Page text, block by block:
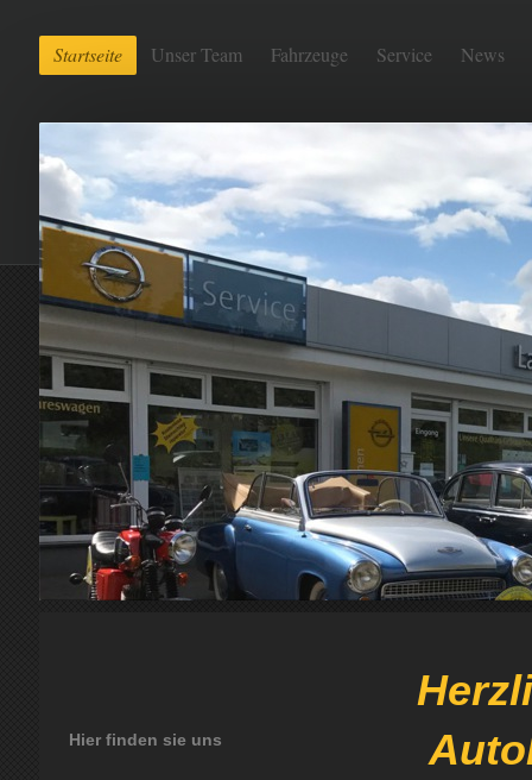
Startseite Unser Team Fahrzeuge Service News
Hier finden sie uns